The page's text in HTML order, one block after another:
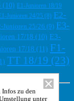
(10)
E1-Junioren 18/19
E1-Junioren 24/25 (8) E2-
Junioren 25/26 (9) E3-
17/18 (10) E3-
17/18 (11) F1-
TT 18/19 (23)
Infos zu den
unter